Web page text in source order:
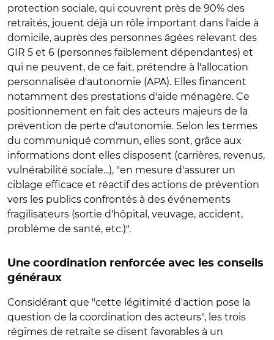
protection sociale, qui couvrent près de 90% des
retraités, jouent déjà un rôle important dans l'aide à
domicile, auprès des personnes âgées relevant des
GIR 5 et 6 (personnes faiblement dépendantes) et
qui ne peuvent, de ce fait, prétendre à l'allocation
personnalisée d'autonomie (APA). Elles financent
notamment des prestations d'aide ménagère. Ce
positionnement en fait des acteurs majeurs de la
prévention de perte d'autonomie. Selon les termes
du communiqué commun, elles sont, grâce aux
informations dont elles disposent (carrières, revenus,
vulnérabilité sociale...), "en mesure d'assurer un
ciblage efficace et réactif des actions de prévention
vers les publics confrontés à des événements
fragilisateurs (sortie d'hôpital, veuvage, accident,
problème de santé, etc.)".
Une coordination renforcée avec les conseils
généraux
Considérant que "cette légitimité d'action pose la
question de la coordination des acteurs", les trois
régimes de retraite se disent favorables à un